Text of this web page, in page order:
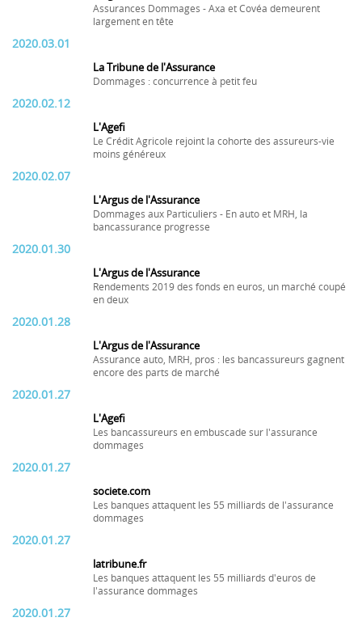
Assurances Dommages - Axa et Covéa demeurent
largement en tête
2020.03.01
La Tribune de l'Assurance
Dommages : concurrence à petit feu
2020.02.12
L'Agefi
Le Crédit Agricole rejoint la cohorte des assureurs-vie
moins généreux
2020.02.07
L'Argus de l'Assurance
Dommages aux Particuliers - En auto et MRH, la
bancassurance progresse
2020.01.30
L'Argus de l'Assurance
Rendements 2019 des fonds en euros, un marché coupé
en deux
2020.01.28
L'Argus de l'Assurance
Assurance auto, MRH, pros : les bancassureurs gagnent
encore des parts de marché
2020.01.27
L'Agefi
Les bancassureurs en embuscade sur l'assurance
dommages
2020.01.27
societe.com
Les banques attaquent les 55 milliards de l'assurance
dommages
2020.01.27
latribune.fr
Les banques attaquent les 55 milliards d'euros de
l'assurance dommages
2020.01.27